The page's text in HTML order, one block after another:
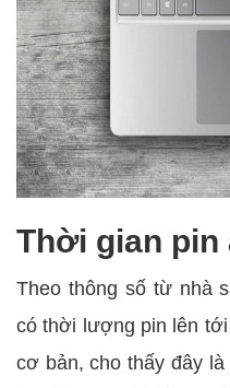
Thời gian
Theo thông số từ nhà
có thời lượng pin lên
cơ bản, cho thấy đây